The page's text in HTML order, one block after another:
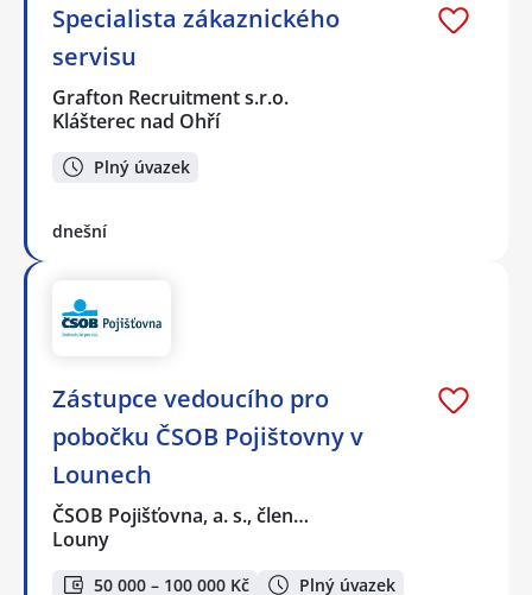
Specialista zákaznického
servisu
Grafton Recruitment s.r.o.
Klášterec nad Ohří
Plný úvazek
dnešní
Zástupce vedoucího pro
pobočku ČSOB Pojištovny v
Lounech
ČSOB Pojišťovna, a. s., člen…
Louny
50 000 – 100 000 Kč
Plný úvazek